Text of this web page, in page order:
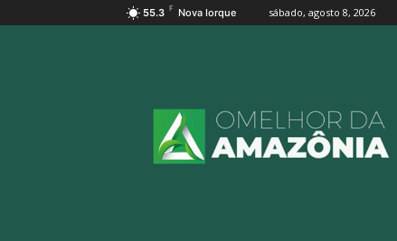
55.3 F Nova Iorque sábado, agosto 8, 2026